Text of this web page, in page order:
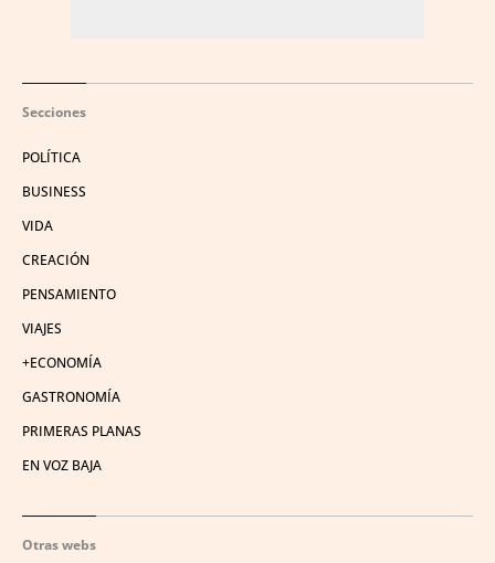
Secciones
POLÍTICA
BUSINESS
VIDA
CREACIÓN
PENSAMIENTO
VIAJES
+ECONOMÍA
GASTRONOMÍA
PRIMERAS PLANAS
EN VOZ BAJA
Otras webs